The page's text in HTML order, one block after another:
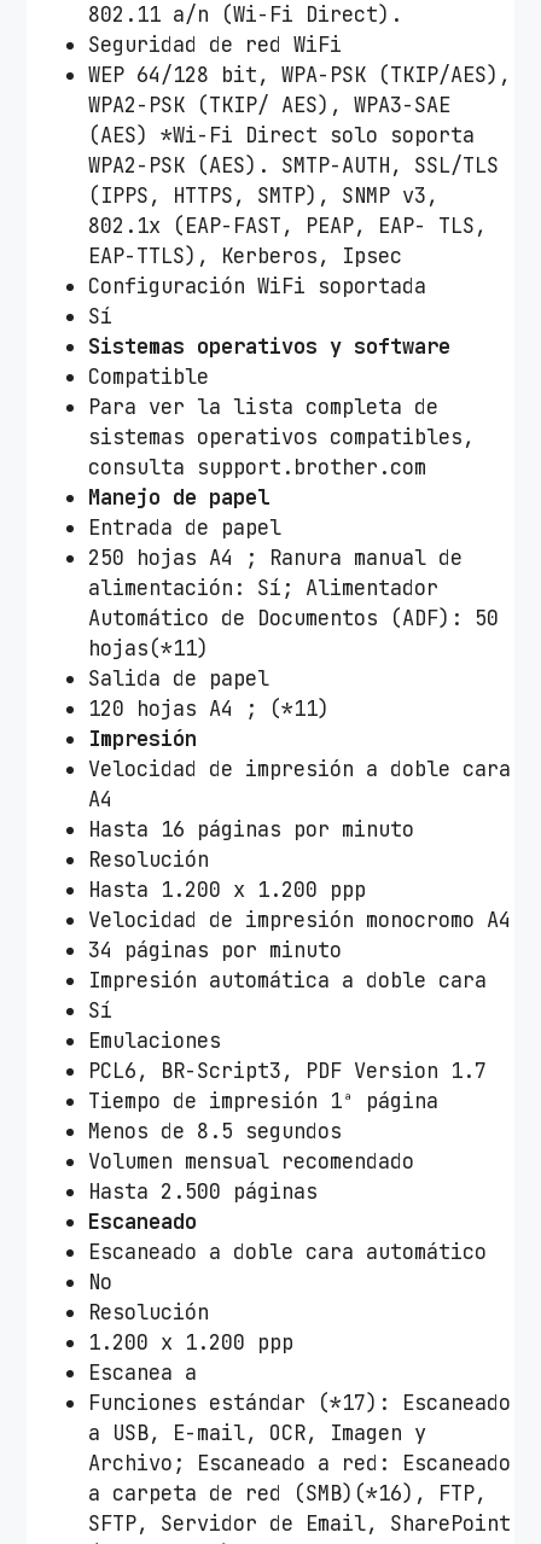
802.11 a/n (Wi-Fi Direct).
Seguridad de red WiFi
WEP 64/128 bit, WPA-PSK (TKIP/AES),
WPA2-PSK (TKIP/ AES), WPA3-SAE
(AES) *Wi-Fi Direct solo soporta
WPA2-PSK (AES). SMTP-AUTH, SSL/TLS
(IPPS, HTTPS, SMTP), SNMP v3,
802.1x (EAP-FAST, PEAP, EAP- TLS,
EAP-TTLS), Kerberos, Ipsec
Configuración WiFi soportada
Sí
Sistemas operativos y software
Compatible
Para ver la lista completa de
sistemas operativos compatibles,
consulta support.brother.com
Manejo de papel
Entrada de papel
250 hojas A4 ; Ranura manual de
alimentación: Sí; Alimentador
Automático de Documentos (ADF): 50
hojas(*11)
Salida de papel
120 hojas A4 ; (*11)
Impresión
Velocidad de impresión a doble cara
A4
Hasta 16 páginas por minuto
Resolución
Hasta 1.200 x 1.200 ppp
Velocidad de impresión monocromo A4
34 páginas por minuto
Impresión automática a doble cara
Sí
Emulaciones
PCL6, BR-Script3, PDF Version 1.7
Tiempo de impresión 1ª página
Menos de 8.5 segundos
Volumen mensual recomendado
Hasta 2.500 páginas
Escaneado
Escaneado a doble cara automático
No
Resolución
1.200 x 1.200 ppp
Escanea a
Funciones estándar (*17): Escaneado
a USB, E-mail, OCR, Imagen y
Archivo; Escaneado a red: Escaneado
a carpeta de red (SMB)(*16), FTP,
SFTP, Servidor de Email, SharePoint